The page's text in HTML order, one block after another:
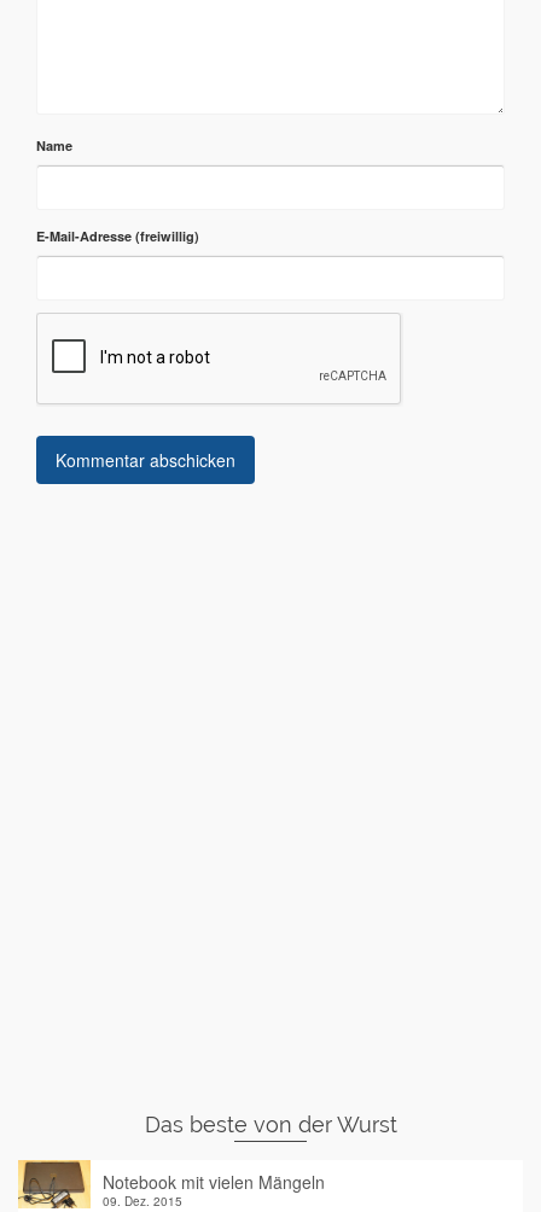
Name
E-Mail-Adresse
Das beste von der Wurst
Notebook mit vielen Mängeln
09. Dez. 2015